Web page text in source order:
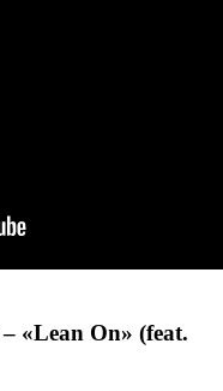
«Lean On» (feat.